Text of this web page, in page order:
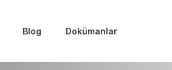
Blog Dokümanlar